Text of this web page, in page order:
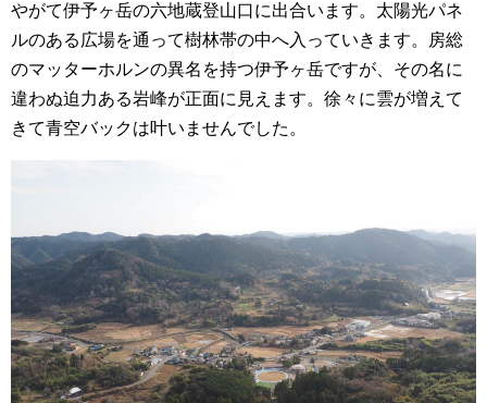
やがて伊予ヶ岳の六地蔵登山口に出合います。太陽光パネ
ルのある広場を通って樹林帯の中へ入っていきます。房総
のマッターホルンの異名を持つ伊予ヶ岳ですが、その名に
違わぬ迫力ある岩峰が正面に見えます。徐々に雲が増えて
きて青空バックは叶いませんでした。